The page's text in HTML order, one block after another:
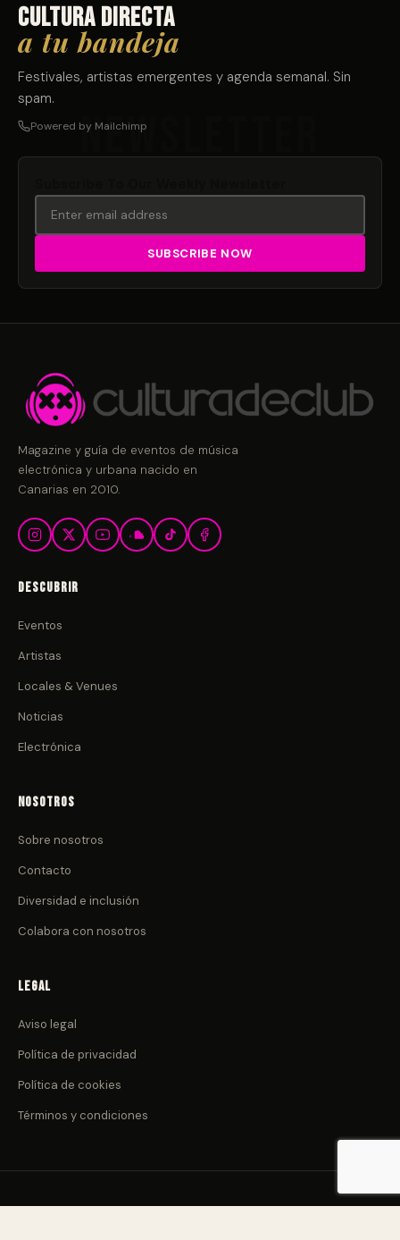
Cultura directa
a tu bandeja
Festivales, artistas emergentes y agenda semanal. Sin
spam.
Powered by Mailchimp
Magazine y guía de eventos de música
electrónica y urbana nacido en
Canarias en 2010.
Descubrir
Eventos
Artistas
Locales & Venues
Noticias
Electrónica
Nosotros
Sobre nosotros
Contacto
Diversidad e inclusión
Colabora con nosotros
Legal
Aviso legal
Política de privacidad
Política de cookies
Términos y condiciones